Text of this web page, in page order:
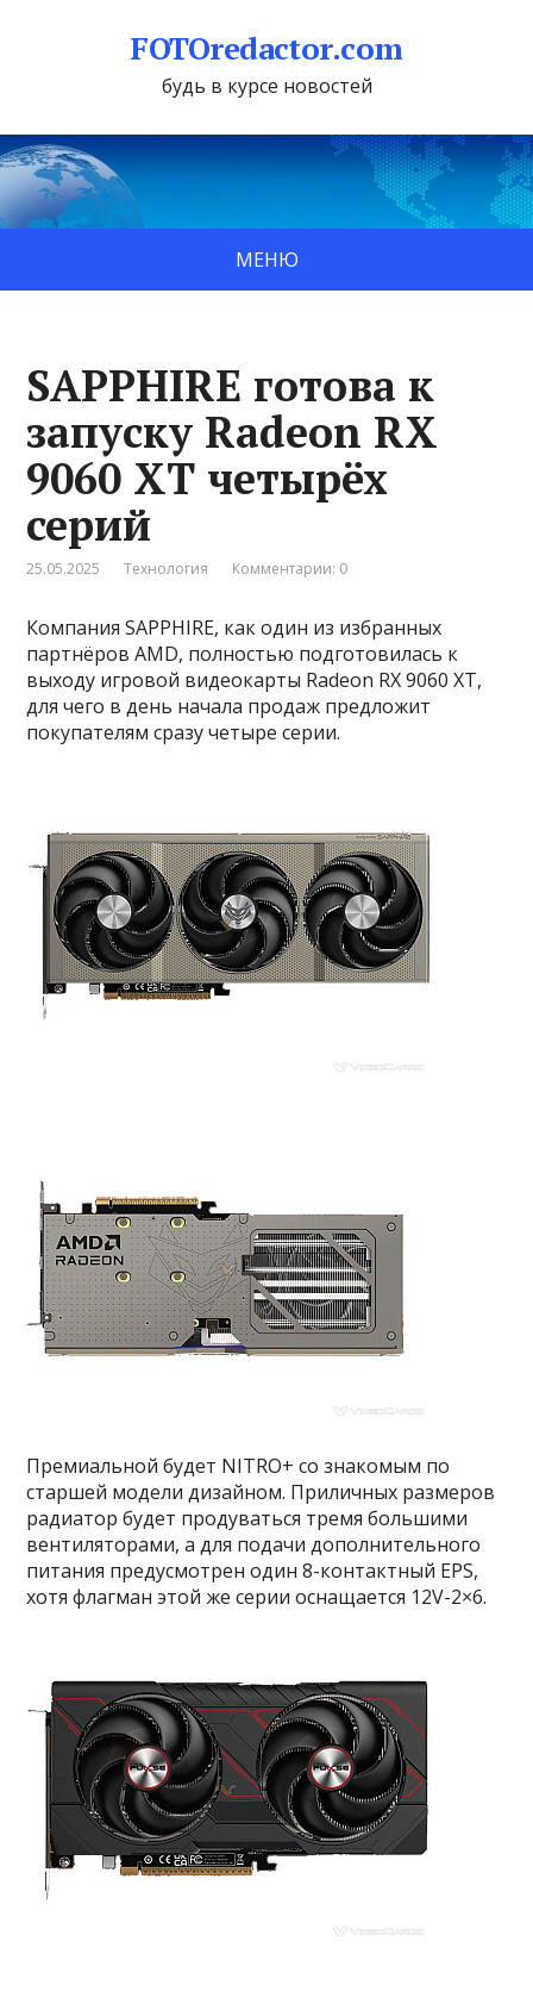
FOTOredactor.com
будь в курсе новостей
МЕНЮ
SAPPHIRE готова к
запуску Radeon RX
9060 XT четырёх
серий
25.05.2025 Технология Комментарии: 0
Компания SAPPHIRE, как один из избранных
партнёров AMD, полностью подготовилась к
выходу игровой видеокарты Radeon RX 9060 XT,
для чего в день начала продаж предложит
покупателям сразу четыре серии.
Премиальной будет NITRO+ со знакомым по
старшей модели дизайном. Приличных размеров
радиатор будет продуваться тремя большими
вентиляторами, а для подачи дополнительного
питания предусмотрен один 8-контактный EPS,
хотя флагман этой же серии оснащается 12V-2×6.